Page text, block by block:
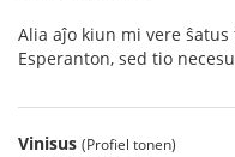
Alia aĵo kiun mi vere
Esperanton, sed tio
Vinisus (Profiel tonen)